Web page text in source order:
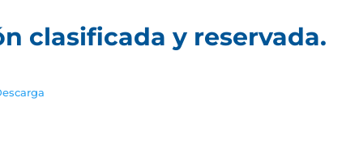
clasificada y reservada.